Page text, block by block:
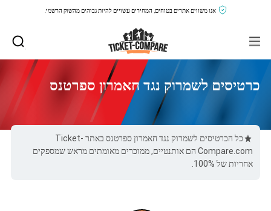
אנו משווים אתרים בטוחים, המחירים עשויים להיות גבוהים מהשוק הרשמי.
כרטיסים לשמרוק נגד חאמרון ספרטנס
כל הכרטיסים לשמרוק נגד חאמרון ספרטנס באתר Ticket-
Compare.com הם אותנטיים, ממוכרים מאומתים מראש שמספקים
אחריות של 100%.